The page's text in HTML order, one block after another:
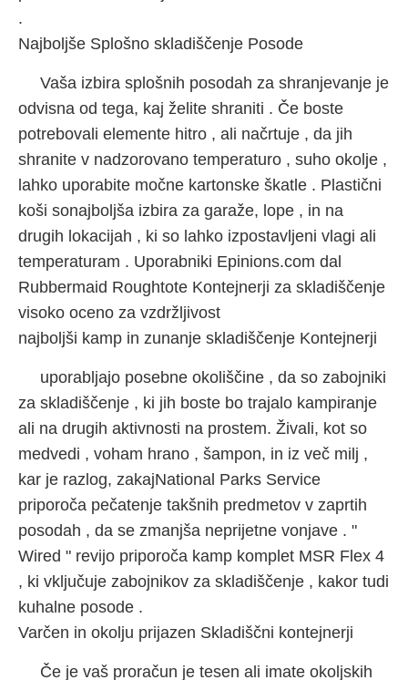
.
Najboljše Splošno skladiščenje Posode
Vaša izbira splošnih posodah za shranjevanje je
odvisna od tega, kaj želite shraniti . Če boste
potrebovali elemente hitro , ali načrtuje , da jih
shranite v nadzorovano temperaturo , suho okolje ,
lahko uporabite močne kartonske škatle . Plastični
koši sonajboljša izbira za garaže, lope , in na
drugih lokacijah , ki so lahko izpostavljeni vlagi ali
temperaturam . Uporabniki Epinions.com dal
Rubbermaid Roughtote Kontejnerji za skladiščenje
visoko oceno za vzdržljivost
najboljši kamp in zunanje skladiščenje Kontejnerji
uporabljajo posebne okoliščine , da so zabojniki
za skladiščenje , ki jih boste bo trajalo kampiranje
ali na drugih aktivnosti na prostem. Živali, kot so
medvedi , voham hrano , šampon, in iz več milj ,
kar je razlog, zakajNational Parks Service
priporoča pečatenje takšnih predmetov v zaprtih
posodah , da se zmanjša neprijetne vonjave . "
Wired " revijo priporoča kamp komplet MSR Flex 4
, ki vključuje zabojnikov za skladiščenje , kakor tudi
kuhalne posode .
Varčen in okolju prijazen Skladiščni kontejnerji
Če je vaš proračun je tesen ali imate okoljskih